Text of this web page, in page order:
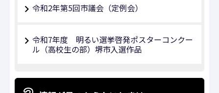
令和2年第5回市議会（定例会）
令和7年度 明るい選挙啓発ポスターコンクー
ル（高校生の部）堺市入選作品